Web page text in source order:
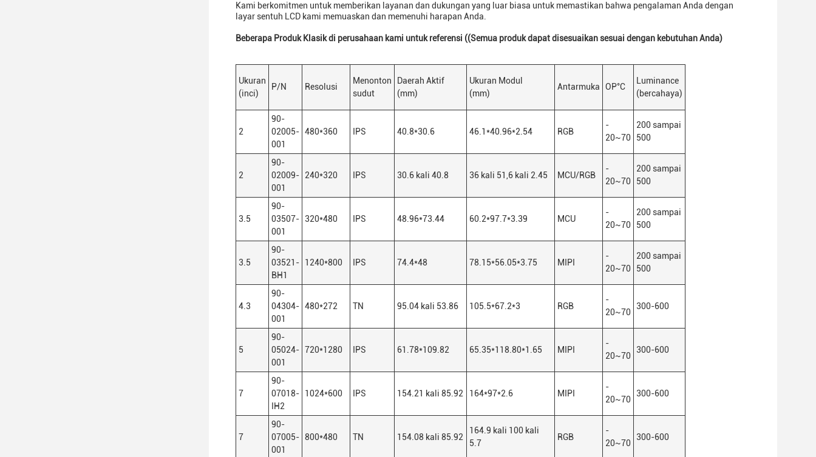
Kami berkomitmen untuk memberikan layanan dan dukungan yang luar biasa untuk memastikan bahwa pengalaman Anda dengan
layar sentuh LCD kami memuaskan dan memenuhi harapan Anda.
Beberapa Produk Klasik di perusahaan kami untuk referensi ((Semua produk dapat disesuaikan sesuai dengan kebutuhan Anda)
Ukuran
(inci)
P/N Resolusi
Menonton
sudut
Daerah Aktif
(mm)
Ukuran Modul
(mm)
Antarmuka OP°C
Luminance
(bercahaya)
2
90-
02005-
001
480*360 IPS 40.8*30.6 46.1*40.96*2.54 RGB
-
20~70
200 sampai
500
2
90-
02009-
001
240*320 IPS 30.6 kali 40.8 36 kali 51,6 kali 2.45 MCU/RGB
-
20~70
200 sampai
500
3.5
90-
03507-
001
320*480 IPS 48.96*73.44 60.2*97.7*3.39 MCU
-
20~70
200 sampai
500
3.5
90-
03521-
BH1
1240*800 IPS 74.4*48 78.15*56.05*3.75 MIPI
-
20~70
200 sampai
500
4.3
90-
04304-
001
480*272 TN 95.04 kali 53.86 105.5*67.2*3 RGB
-
20~70
300-600
5
90-
05024-
001
720*1280 IPS 61.78*109.82 65.35*118.80*1.65 MIPI
-
20~70
300-600
7
90-
07018-
IH2
1024*600 IPS 154.21 kali 85.92 164*97*2.6 MIPI
-
20~70
300-600
7
90-
07005-
001
800*480 TN 154.08 kali 85.92
164.9 kali 100 kali
5.7
RGB
-
20~70
300-600